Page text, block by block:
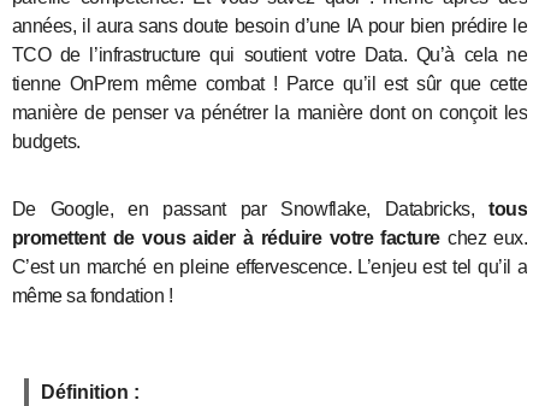
années, il aura sans doute besoin d’une IA pour bien prédire le
TCO de l’infrastructure qui soutient votre Data. Qu’à cela ne
tienne OnPrem même combat ! Parce qu’il est sûr que cette
manière de penser va pénétrer la manière dont on conçoit les
budgets.
De Google, en passant par Snowflake, Databricks,tous
promettent de vous aider à réduire votre facturechez eux.
C’est un marché en pleine effervescence. L’enjeu est tel qu’il a
même sa fondation !
Définition :